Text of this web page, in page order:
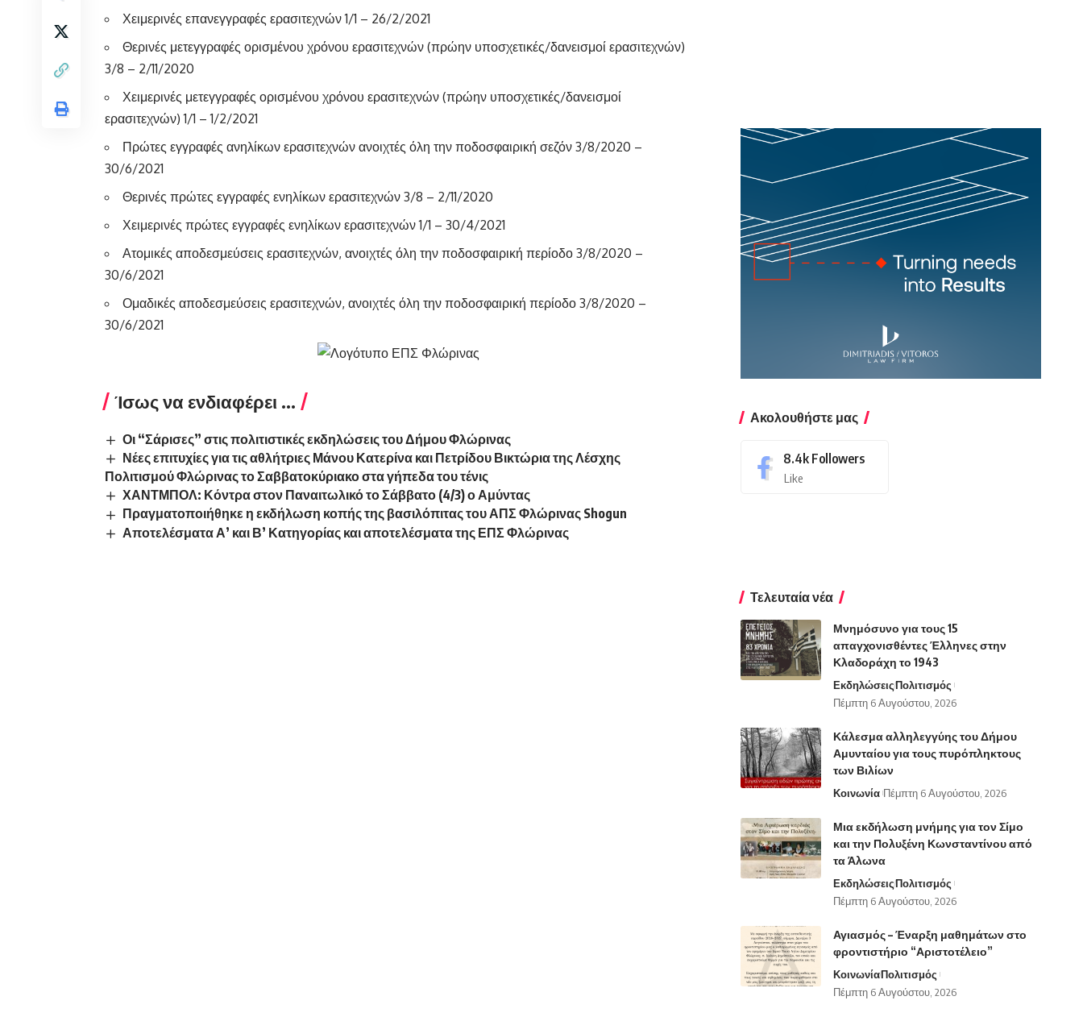
Χειμερινές επανεγγραφές ερασιτεχνών 1/1 – 26/2/2021
Θερινές μετεγγραφές ορισμένου χρόνου ερασιτεχνών (πρώην υποσχετικές/δανεισμοί ερασιτεχνών)
3/8 – 2/11/2020
Χειμερινές μετεγγραφές ορισμένου χρόνου ερασιτεχνών (πρώην υποσχετικές/δανεισμοί
ερασιτεχνών) 1/1 – 1/2/2021
Πρώτες εγγραφές ανηλίκων ερασιτεχνών ανοιχτές όλη την ποδοσφαιρική σεζόν 3/8/2020 –
30/6/2021
Θερινές πρώτες εγγραφές ενηλίκων ερασιτεχνών 3/8 – 2/11/2020
Χειμερινές πρώτες εγγραφές ενηλίκων ερασιτεχνών 1/1 – 30/4/2021
Ατομικές αποδεσμεύσεις ερασιτεχνών, ανοιχτές όλη την ποδοσφαιρική περίοδο 3/8/2020 –
30/6/2021
Ομαδικές αποδεσμεύσεις ερασιτεχνών, ανοιχτές όλη την ποδοσφαιρική περίοδο 3/8/2020 –
30/6/2021
Ίσως να ενδιαφέρει ...
Οι “Σάρισες” στις πολιτιστικές εκδηλώσεις του Δήμου Φλώρινας
Νέες επιτυχίες για τις αθλήτριες Μάνου Κατερίνα και Πετρίδου Βικτώρια της Λέσχης
Πολιτισμού Φλώρινας το Σαββατοκύριακο στα γήπεδα του τένις
ΧΑΝΤΜΠΟΛ: Κόντρα στον Παναιτωλικό το Σάββατο (4/3) ο Αμύντας
Πραγματοποιήθηκε η εκδήλωση κοπής της βασιλόπιτας του ΑΠΣ Φλώρινας Shogun
Αποτελέσματα Α’ και Β’ Κατηγορίας και αποτελέσματα της ΕΠΣ Φλώρινας
Ακολουθήστε μας
8.4k Followers
Like
Τελευταία νέα
Μνημόσυνο για τους 15
απαγχονισθέντες Έλληνες στην
Κλαδοράχη το 1943
ΕκδηλώσειςΠολιτισμός
Πέμπτη 6 Αυγούστου, 2026
Κάλεσμα αλληλεγγύης του Δήμου
Αμυνταίου για τους πυρόπληκτους
των Βιλίων
Κοινωνία Πέμπτη 6 Αυγούστου, 2026
Μια εκδήλωση μνήμης για τον Σίμο
και την Πολυξένη Κωνσταντίνου από
τα Άλωνα
ΕκδηλώσειςΠολιτισμός
Πέμπτη 6 Αυγούστου, 2026
Αγιασμός – Έναρξη μαθημάτων στο
φροντιστήριο “Αριστοτέλειο”
ΚοινωνίαΠολιτισμός
Πέμπτη 6 Αυγούστου, 2026